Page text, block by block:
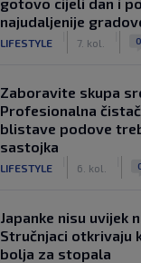
najudaljenije
LIFESTYLE 7. kol. 0
Zaboravite skupa
Profesionalna
blistave podove
sastojka
LIFESTYLE 6. kol.
Japanke nisu uvijek
Stručnjaci otkrivaju
bolja za stopala